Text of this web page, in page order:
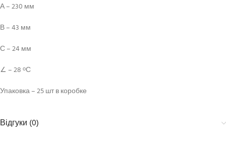
А – 230 мм
В – 43 мм
С – 24 мм
∠ – 28 оС
Упаковка – 25 шт в коробке
Відгуки (0)